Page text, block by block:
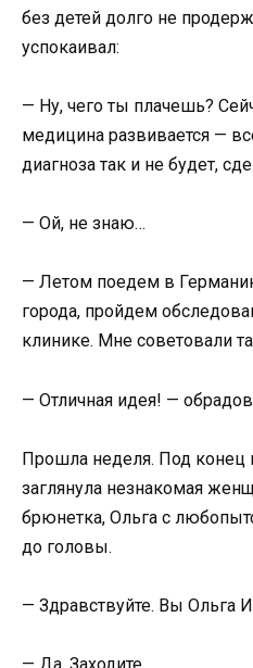
без детей долго не
успокаивал:
— Ну, чего ты плачешь?
медицина развивается —
диагноза так и не будет,
— Ой, не знаю…
— Летом поедем в
города, пройдем
клинике. Мне советовали
— Отличная идея! —
Прошла неделя. Под конец
заглянула незнакомая
брюнетка, Ольга с
до головы.
— Здравствуйте. Вы Ольга